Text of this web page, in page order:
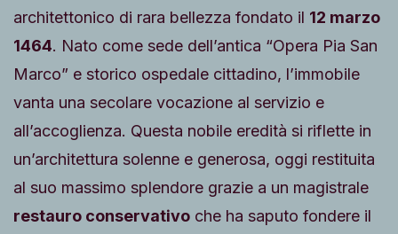
architettonico di rara bellezza fondato il 12 marzo
1464. Nato come sede dell’antica “Opera Pia San
Marco” e storico ospedale cittadino, l’immobile
vanta una secolare vocazione al servizio e
all’accoglienza. Questa nobile eredità si riflette in
un’architettura solenne e generosa, oggi restituita
al suo massimo splendore grazie a un magistrale
restauro conservativo che ha saputo fondere il